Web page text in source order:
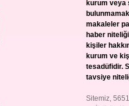
kurum veya
makaleler
haber
kişiler
kurum ve
tesadüfidir.
tavsiye
Sitemiz,